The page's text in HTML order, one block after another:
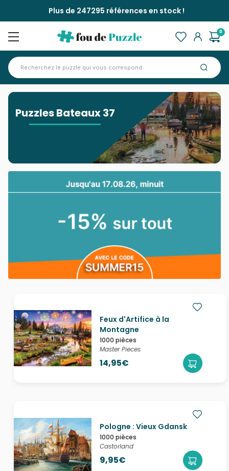
Plus de 247295 références en stock !
0
Puzzles Bateaux 37
Feux d'Artifice à la
Montagne
1000 pièces
Master Pieces
14,95€
Pologne : Vieux Gdansk
1000 pièces
Castorland
9,95€